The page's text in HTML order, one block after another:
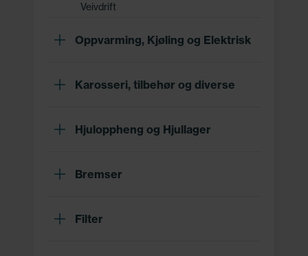
Veivdrift
Oppvarming, Kjøling og Elektrisk
Karosseri, tilbehør og diverse
Hjuloppheng og Hjullager
Bremser
Filter